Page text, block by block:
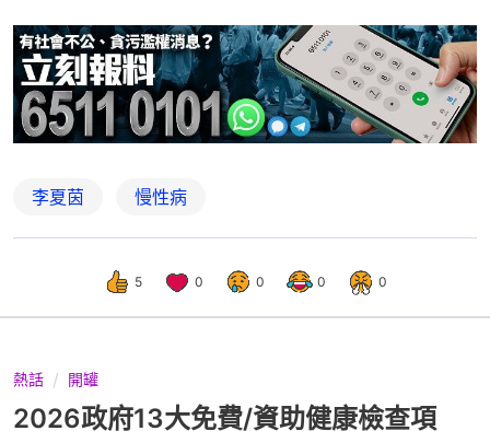
李夏茵 慢性病
5 0 0 0 0
熱話 開罐
2026政府13大免費/資助健康檢查項